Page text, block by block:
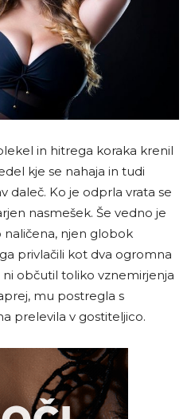
in hitrega koraka krenil
kje se nahaja in tudi
daleč. Ko je odprla vrata se
nasmešek. Še vedno je
njen globok
privlačili kot dva ogromna
občutil toliko vznemirjenja
mu postregla s
prelevila v gostiteljico.